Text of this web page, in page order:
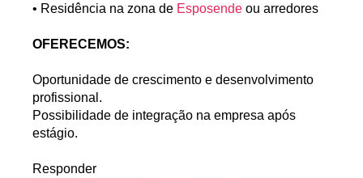
• Residência na zona de Esposende ou arredores
OFERECEMOS:
Oportunidade de crescimento e desenvolvimento
profissional.
Possibilidade de integração na empresa após
estágio.
Responder